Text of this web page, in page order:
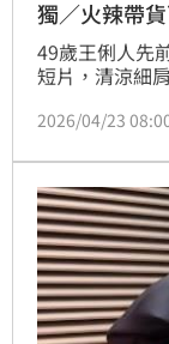
獨／火辣帶
49歲王俐人先
短片，清涼細
機賣1380，她
購，結果短短
「廠商蠻開心
2026/04/23